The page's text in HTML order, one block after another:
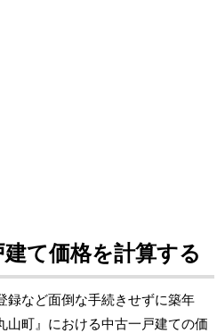
て価格を計算する
録など面倒な手続きせずに築年
山町』における中古一戸建ての価